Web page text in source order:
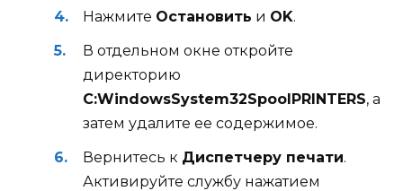
Нажмите Остановить и OK.
В отдельном окне откройте
директорию
C:WindowsSystem32SpoolPRINTERS, а
затем удалите ее содержимое.
Вернитесь к Диспетчеру печати.
Активируйте службу нажатием